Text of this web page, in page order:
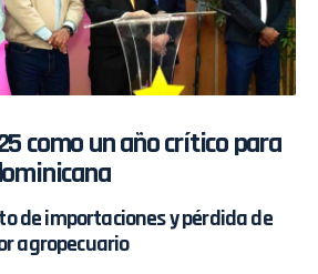
como un año crítico para
de importaciones y pérdida de
agropecuario